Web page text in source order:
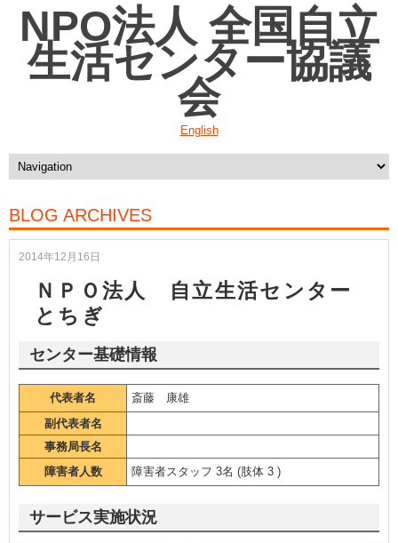
NPO法人 全国自立
生活センター協議
会
English
BLOG ARCHIVES
2014年12月16日
ＮＰＯ法人 自立生活センター
とちぎ
センター基礎情報
代表者名
斎藤 康雄
副代表者名
事務局長名
障害者人数
障害者スタッフ 3名 (肢体 3 )
サービス実施状況